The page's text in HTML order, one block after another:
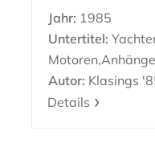
Jahr: 1985
Untertitel:
Autor: Klasings
Details